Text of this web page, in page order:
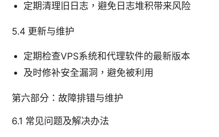
定期清理旧日志，避免日志堆积带来风险
5.4 更新与维护
定期检查VPS系统和代理软件的最新版本
及时修补安全漏洞，避免被利用
第六部分：故障排错与维护
6.1 常见问题及解决办法